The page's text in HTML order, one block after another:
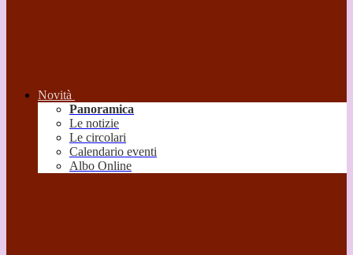
Novità
Panoramica
Le notizie
Le circolari
Calendario eventi
Albo Online